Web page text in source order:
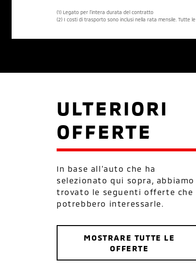
(1) Legato per l’intera durata del contratto
(2) I costi di trasporto sono inclusi nella rata mensile. Tutte
ULTERIORI
OFFERTE
In base all’auto che ha
selezionato qui sopra, abbiamo
trovato le seguenti offerte che
potrebbero interessarle.
MOSTRARE TUTTE LE
OFFERTE